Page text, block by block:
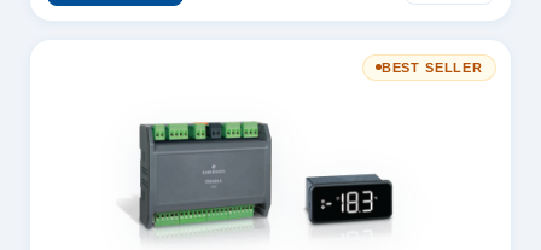
BEST SELLER